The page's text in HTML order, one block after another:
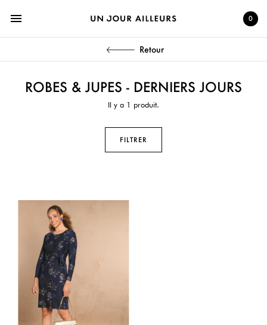
menu 0
Retour
ROBES & JUPES - DERNIERS JOURS
Il y a 1 produit.
FILTRER